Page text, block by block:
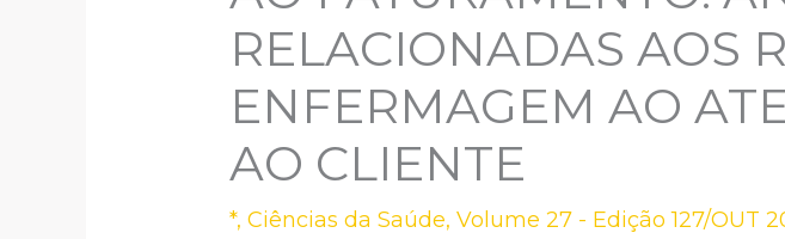
RELACIONADAS AOS
ENFERMAGEM AO
AO CLIENTE
*,Ciências da Saúde,Volume 27 - Edição 127/OUT